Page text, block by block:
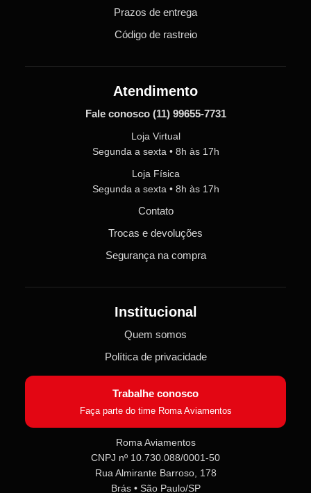
Roma Aviamentos
Prazos de entrega
Código de rastreio
Atendimento
Fale conosco (11) 99655-7731
Loja Virtual
Segunda a sexta • 8h às 17h
Loja Física
Segunda a sexta • 8h às 17h
Contato
Trocas e devoluções
Segurança na compra
Institucional
Quem somos
Política de privacidade
Trabalhe conosco
Faça parte do time Roma Aviamentos
Roma Aviamentos
CNPJ nº 10.730.088/0001-50
Rua Almirante Barroso, 178
Brás • São Paulo/SP